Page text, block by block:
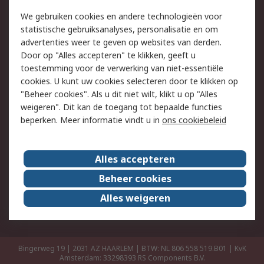
Track & Trace
Wettelijk
Cookiebeleid
Email veiligheid
Privacybeleid
Websitevoorwaarden
Algemene
verkoopvoorwaarden
Over RS
RS Group
Over ons
RS wereldwijd
Werken bij RS
ESG
Bingerweg 19 | 2031 AZ HAARLEM | BTW: NL 806 558 519.B01 | KvK
Amsterdam: 33298393 RS Components B.V.
We gebruiken cookies en andere technologieën voor
statistische gebruiksanalyses, personalisatie en om
advertenties weer te geven op websites van derden.
Door op "Alles accepteren" te klikken, geeft u
toestemming voor de verwerking van niet-essentiële
cookies. U kunt uw cookies selecteren door te klikken op
"Beheer cookies". Als u dit niet wilt, klikt u op "Alles
weigeren". Dit kan de toegang tot bepaalde functies
beperken. Meer informatie vindt u in ons cookiebeleid
Alles accepteren
Beheer cookies
Alles weigeren